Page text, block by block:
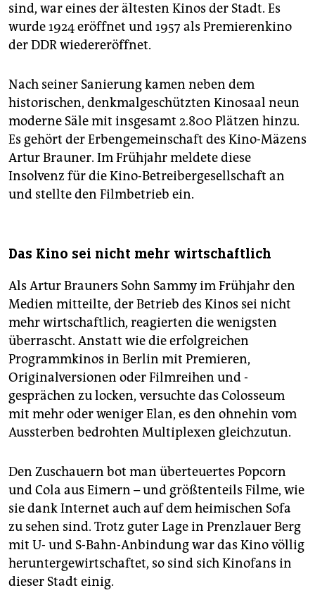
sind, war eines der ältesten Kinos der Stadt. Es
wurde 1924 eröffnet und 1957 als Premierenkino
der DDR wiedereröffnet.
Nach seiner Sanierung kamen neben dem
historischen, denkmalgeschützten Kinosaal neun
moderne Säle mit insgesamt 2.800 Plätzen hinzu.
Es gehört der Erbengemeinschaft des Kino-Mäzens
Artur Brauner. Im Frühjahr meldete diese
Insolvenz für die Kino-Betreibergesellschaft an
und stellte den Filmbetrieb ein.
Das Kino sei nicht mehr wirtschaftlich
Als Artur Brauners Sohn Sammy im Frühjahr den
Medien mitteilte, der Betrieb des Kinos sei nicht
mehr wirtschaftlich, reagierten die wenigsten
überrascht. Anstatt wie die erfolgreichen
Programmkinos in Berlin mit Premieren,
Originalversionen oder Filmreihen und -
gesprächen zu locken, versuchte das Colosseum
mit mehr oder weniger Elan, es den ohnehin vom
Aussterben bedrohten Multiplexen gleichzutun.
Den Zuschauern bot man überteuertes Popcorn
und Cola aus Eimern – und größtenteils Filme, wie
sie dank Internet auch auf dem heimischen Sofa
zu sehen sind. Trotz guter Lage in Prenzlauer Berg
mit U- und S-Bahn-Anbindung war das Kino völlig
heruntergewirtschaftet, so sind sich Kinofans in
dieser Stadt einig.